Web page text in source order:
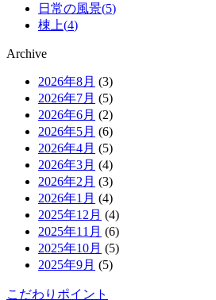
日常の風景(5)
棟上(4)
Archive
2026年8月 (3)
2026年7月 (5)
2026年6月 (2)
2026年5月 (6)
2026年4月 (5)
2026年3月 (4)
2026年2月 (3)
2026年1月 (4)
2025年12月 (4)
2025年11月 (6)
2025年10月 (5)
2025年9月 (5)
こだわりポイント